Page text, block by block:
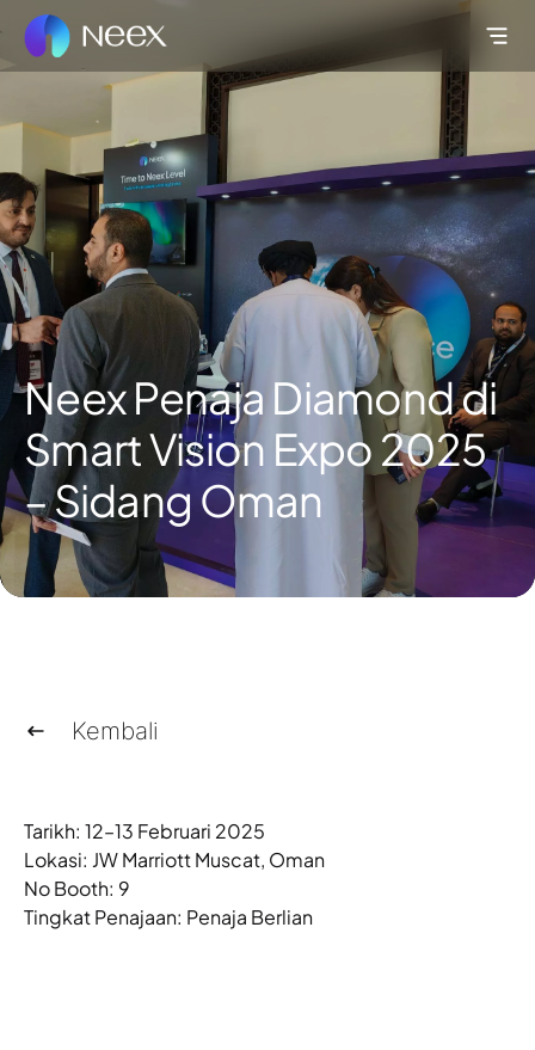
Neex Penaja Diamond di
Smart Vision Expo 2025
– Sidang Oman
Kembali
Tarikh: 12–13 Februari 2025
Lokasi: JW Marriott Muscat, Oman
No Booth: 9
Tingkat Penajaan: Penaja Berlian